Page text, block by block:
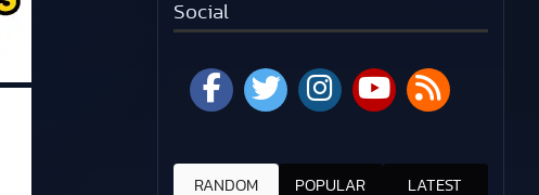
Social
RANDOM POPULAR LATEST